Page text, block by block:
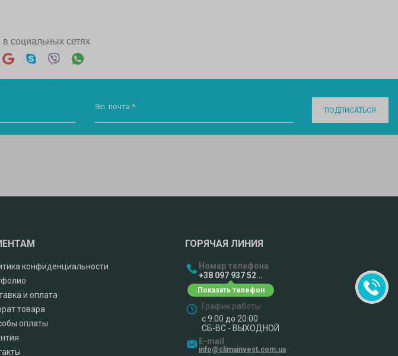
социальных сетях
Эл. почта * ПОДПИСАТЬСЯ
конфиденциальности
и оплата
товара
оплаты
ГОРЯЧАЯ ЛИНИЯ
Номер телефона
+38 097 937 52 ..
График работы
с 9:00 до 20:00
СБ-ВС - ВЫХОДНОЙ
E-mail
info@climainvest.com.ua